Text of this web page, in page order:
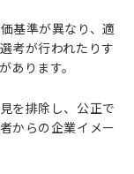
基準が異なり、適
考が行われたりす
あります。
を排除し、公正で
からの企業イメー